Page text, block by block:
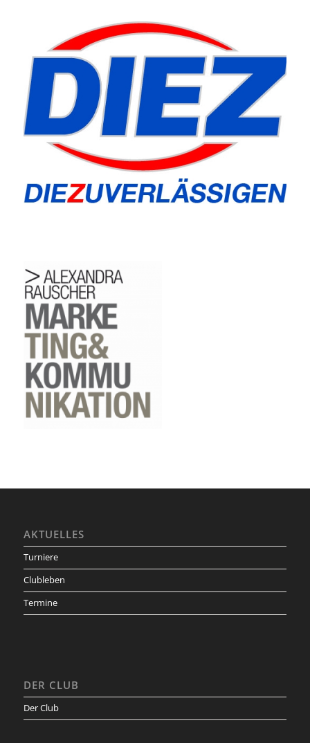
AKTUELLES
Turniere
Clubleben
Termine
DER CLUB
Der Club